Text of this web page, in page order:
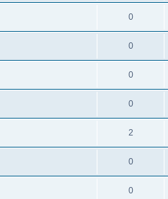
0
0
0
0
2
0
0